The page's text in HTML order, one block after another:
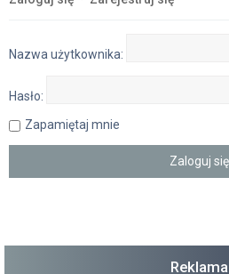
Nazwa użytkownika:
Hasło:
Zapamiętaj mnie
Reklama